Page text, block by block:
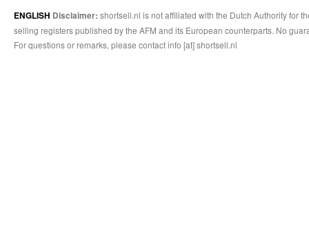
ENGLISH Disclaimer: shortsell.nl is not affiliated with the Dutch Authority for
selling registers published by the AFM and its European counterparts. No
For questions or remarks, please contact info [at] shortsell.nl